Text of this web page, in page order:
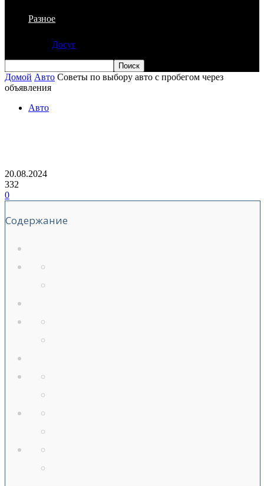
Разное
Досуг
Домой Авто Советы по выбору авто с пробегом через
объявления
Авто
20.08.2024
332
0
Содержание